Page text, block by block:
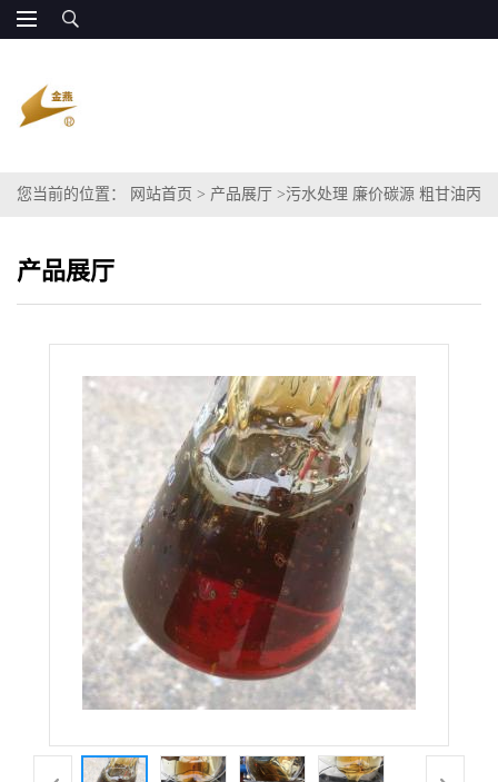
您当前的位置： 网站首页 > 产品展厅 >污水处理 廉价碳源 粗甘油丙
产品展厅